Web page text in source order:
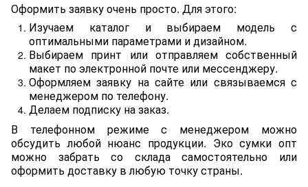
Оформить заявку очень просто. Для этого:
Изучаем каталог и выбираем модель с
оптимальными параметрами и дизайном.
Выбираем принт или отправляем собственный
макет по электронной почте или мессенджеру.
Оформляем заявку на сайте или связываемся с
менеджером по телефону.
Делаем подписку на заказ.
В телефонном режиме с менеджером можно
обсудить любой нюанс продукции. Эко сумки опт
можно забрать со склада самостоятельно или
оформить доставку в любую точку страны.